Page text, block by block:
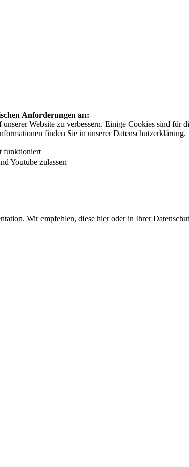
Anforderungen an:
Website zu verbessern. Einige Cookies sind für
finden Sie in unserer Datenschutzerklärung.
funktioniert
Youtube zulassen
Wir empfehlen, diese hier oder in Ihrer